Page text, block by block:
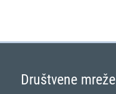
Društvene mreže